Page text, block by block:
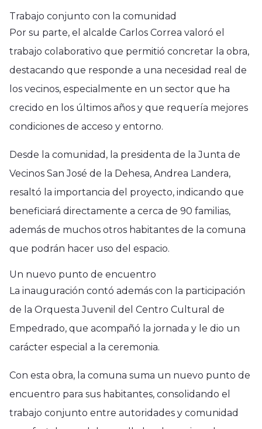
Trabajo conjunto con la comunidad
Por su parte, el alcalde Carlos Correa valoró el
trabajo colaborativo que permitió concretar la obra,
destacando que responde a una necesidad real de
los vecinos, especialmente en un sector que ha
crecido en los últimos años y que requería mejores
condiciones de acceso y entorno.
Desde la comunidad, la presidenta de la Junta de
Vecinos San José de la Dehesa, Andrea Landera,
resaltó la importancia del proyecto, indicando que
beneficiará directamente a cerca de 90 familias,
además de muchos otros habitantes de la comuna
que podrán hacer uso del espacio.
Un nuevo punto de encuentro
La inauguración contó además con la participación
de la Orquesta Juvenil del Centro Cultural de
Empedrado, que acompañó la jornada y le dio un
carácter especial a la ceremonia.
Con esta obra, la comuna suma un nuevo punto de
encuentro para sus habitantes, consolidando el
trabajo conjunto entre autoridades y comunidad